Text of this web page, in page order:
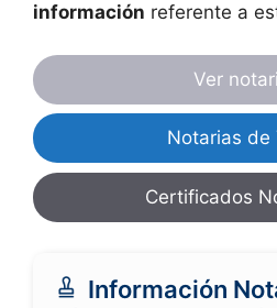
información referente a
Ver
Notarias de
Certificados
Información